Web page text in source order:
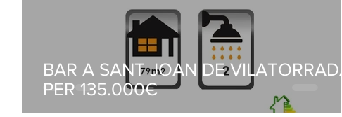
BAR A SANT JOAN DE VILATORRADA
PER 135.000€